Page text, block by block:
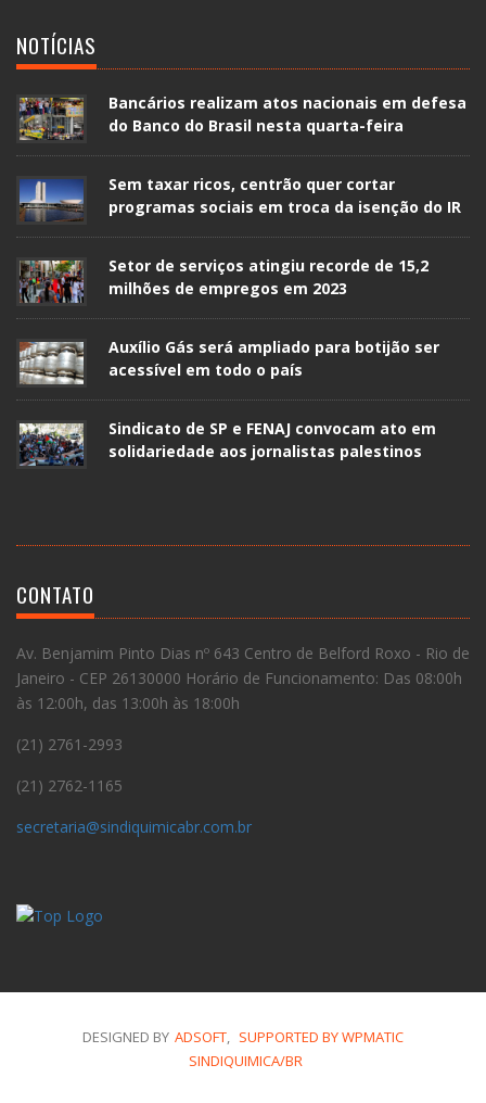
NOTÍCIAS
Bancários realizam atos nacionais em defesa
do Banco do Brasil nesta quarta-feira
Sem taxar ricos, centrão quer cortar
programas sociais em troca da isenção do IR
Setor de serviços atingiu recorde de 15,2
milhões de empregos em 2023
Auxílio Gás será ampliado para botijão ser
acessível em todo o país
Sindicato de SP e FENAJ convocam ato em
solidariedade aos jornalistas palestinos
CONTATO
Av. Benjamim Pinto Dias nº 643 Centro de Belford Roxo - Rio de
Janeiro - CEP 26130000 Horário de Funcionamento: Das 08:00h
às 12:00h, das 13:00h às 18:00h
(21) 2761-2993
(21) 2762-1165
secretaria@sindiquimicabr.com.br
DESIGNED BY ADSOFT, SUPPORTED BY WPMATIC
SINDIQUIMICA/BR